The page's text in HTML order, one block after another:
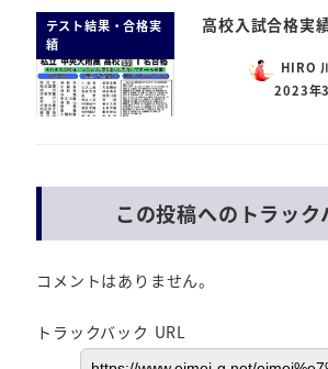
テスト結果・合格実
績
高校入試合格実
HIRO
2023年
この投稿へのトラック
コメントはありません。
トラックバック URL